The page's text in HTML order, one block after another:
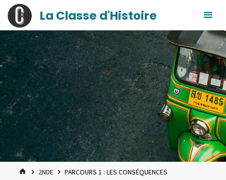
Skip
content
principal
La Classe d'Histoire
HOME2NDE
PARCOURS 1 : LES CONSÉQUENCES